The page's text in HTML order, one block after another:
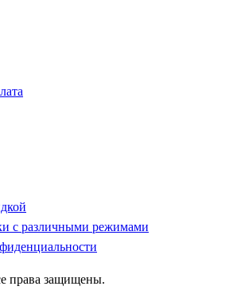
с различными режимами
права защищены.